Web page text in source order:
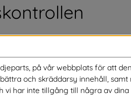
hos
på vår webbplats för att
och skräddarsy innehåll,
vi har inte tillgång till några av